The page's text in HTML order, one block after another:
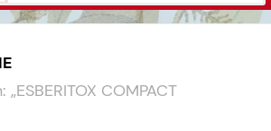
„ESBERITOX COMPACT